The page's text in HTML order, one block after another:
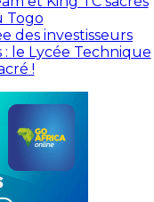
Togo
des investisseurs
: le Lycée Technique
!